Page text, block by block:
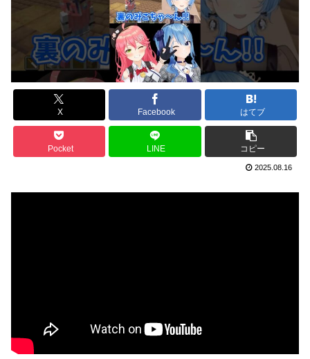
X Facebook はてブ
Pocket LINE コピー
2025.08.16